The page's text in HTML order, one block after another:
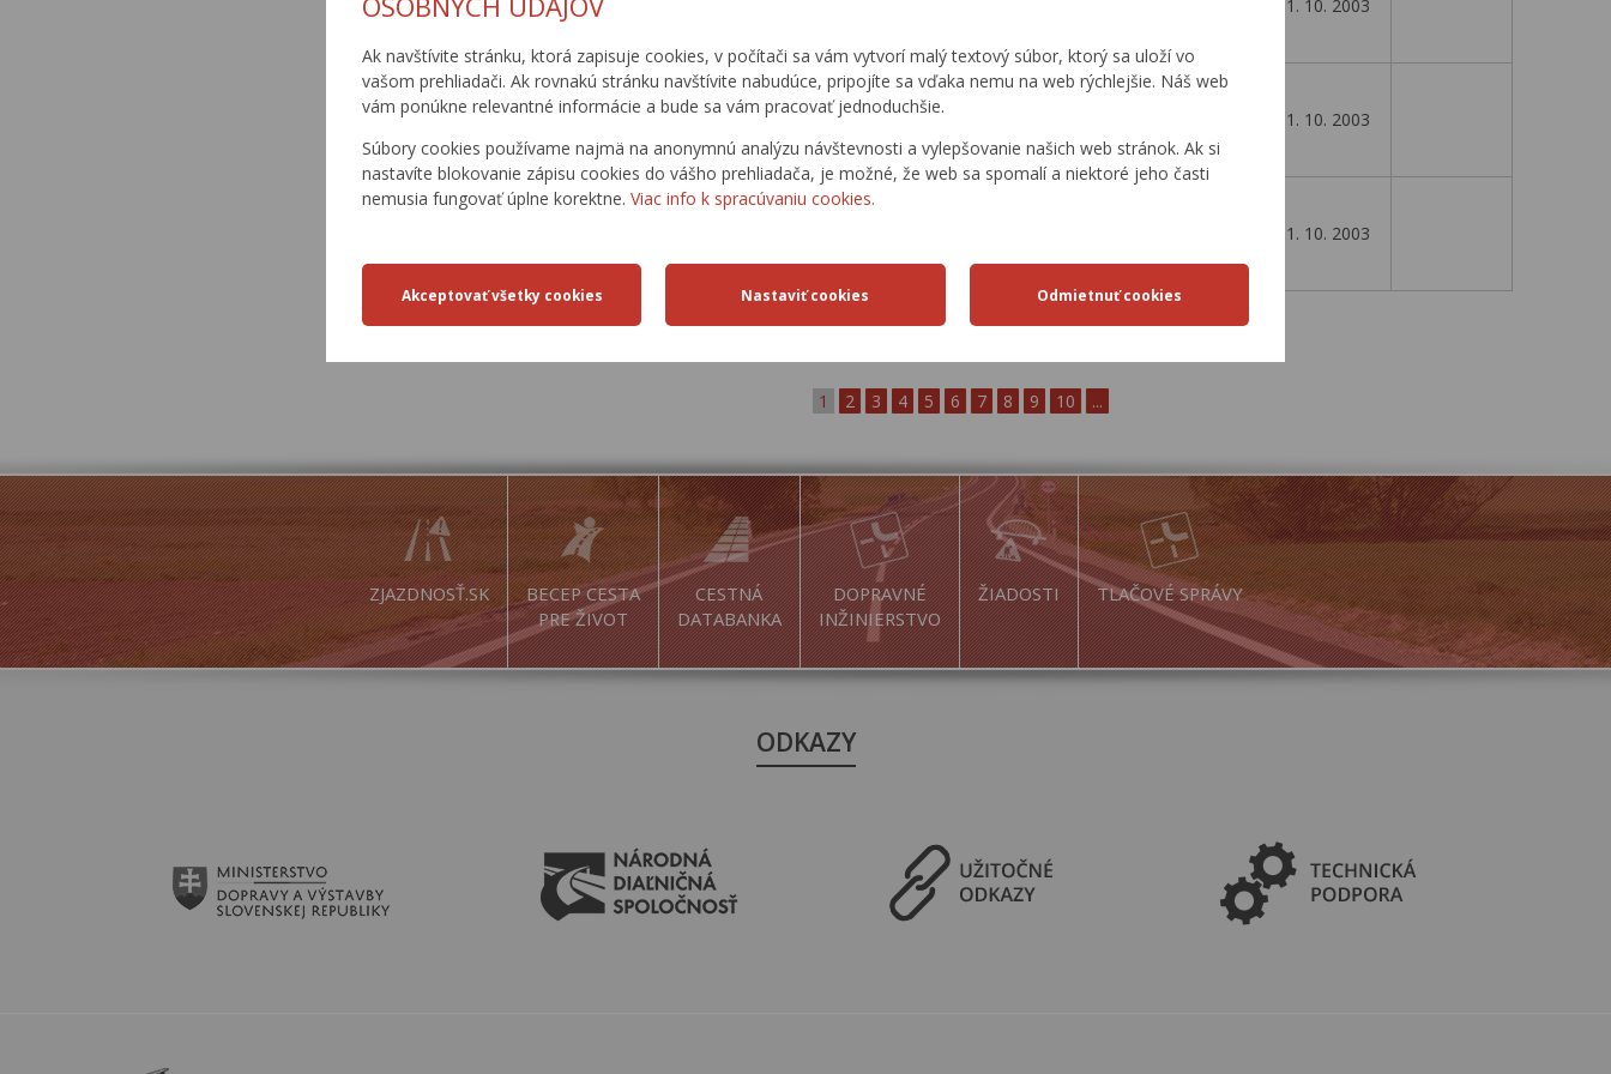
Ak navštívite stránku, ktorá zapisuje cookies, v počítači sa vám vytvorí malý textový súbor, ktorý sa uloží vo
vašom prehliadači. Ak rovnakú stránku navštívite nabudúce, pripojíte sa vďaka nemu na web rýchlejšie. Náš web
vám ponúkne relevantné informácie a bude sa vám pracovať jednoduchšie.
Súbory cookies používame najmä na anonymnú analýzu návštevnosti a vylepšovanie našich web stránok. Ak si
nastavíte blokovanie zápisu cookies do vášho prehliadača, je možné, že web sa spomalí a niektoré jeho časti
nemusia fungovať úplne korektne. Viac info k spracúvaniu cookies.
30/2002-2
Bratislava
31. 10. 2003
30/2002-3
CEMOS s.r.o.
III/5294
Brezno -
0 MDPT SR 31. 10. 2003
III/5294
31. 10. 2003
1 2 3 4 5 7 8 9 10 ...
1 2 3 4 5 6 7 8 9 10 ...
ZJAZDNOSŤ.SK
BECEP CESTA
PRE ŽIVOT
CESTNÁ
DATABANKA
DOPRAVNÉ
INŽINIERSTVO
ŽIADOSTI TLAČOVÉ SPRÁVY
ODKAZY